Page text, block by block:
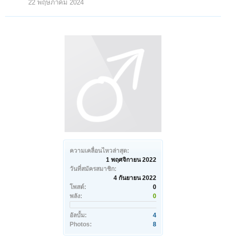
ความเคลื่อนไหวล่าสุด:
1 พฤศจิกายน 2022
วันที่สมัครสมาชิก:
4 กันยายน 2022
โพสต์:
0
พลัง:
0
อัลบั้ม:
4
Photos:
8
22 พฤษภาคม 2024